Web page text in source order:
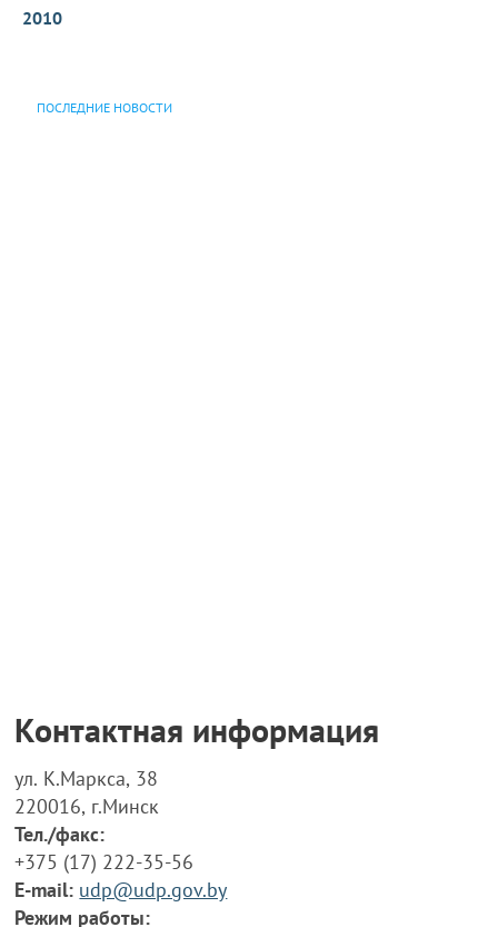
2010
ПОСЛЕДНИЕ НОВОСТИ
Контактная информация
ул. К.Маркса, 38
220016, г.Минск
Тел./факс:
+375 (17) 222-35-56
E-mail: udp@udp.gov.by
Режим работы: